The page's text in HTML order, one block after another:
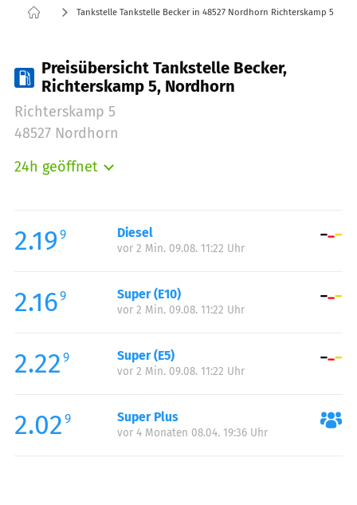
Tankstelle Tankstelle Becker in 48527 Nordhorn Richterskamp 5
Preisübersicht Tankstelle Becker,
Richterskamp 5, Nordhorn
Richterskamp 5
48527 Nordhorn
24h geöffnet
Mittwoch:
00:00-24:00
Donnerstag:
Samstag:
00:00-24:00
Sonntag:
2.19 9 Diesel
vor 2 Min. 09.08. 11:22 Uhr
2.169 Super (E10)
vor 2 Min. 09.08. 11:22 Uhr
2.22 9 Super (E5)
vor 2 Min. 09.08. 11:22 Uhr
2.02 9 Super Plus
vor 4 Monaten 08.04. 19:36 Uhr